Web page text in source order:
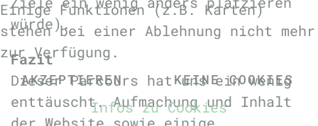
würde).
Fazit
Dieser Parcours hat uns ein wenig
enttäuscht. Aufmachung und Inhalt
Einige Funktionen (z.B. Karten)
stehen bei einer Ablehnung nicht mehr
zur Verfügung.
AKZEPTIEREN KEINE COOKIES
Infos zu Cookies